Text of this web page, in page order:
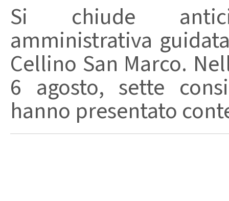
Si chiude
amministrativa
Cellino San Marco.
6 agosto, sette
hanno presentato